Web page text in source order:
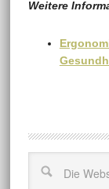
Weitere